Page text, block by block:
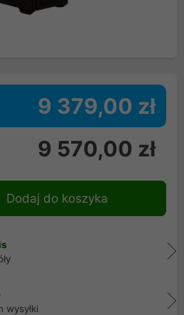
9 379,00 zł
9 570,00 zł
Dodaj do koszyka
wysyłki